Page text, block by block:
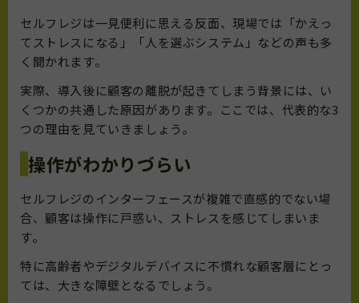
セルフレジは一見便利に思える反面、現場では「かえっ
てストレスになる」「人を選ぶシステム」などの声も多
く聞かれます。
実際、導入後に顧客の離脱が起きてしまう背景には、い
くつかの共通した原因があります。ここでは、代表的な3
つの理由を見ていきましょう。
操作がわかりづらい
セルフレジのインターフェースが複雑で直感的でない場
合、顧客は操作に戸惑い、ストレスを感じてしまいま
す。
特に高齢者やデジタルデバイスに不慣れな顧客層にとっ
ては、大きな障壁となるでしょう。